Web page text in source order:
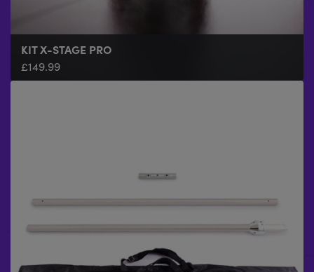
KIT X-STAGE PRO
£149.99